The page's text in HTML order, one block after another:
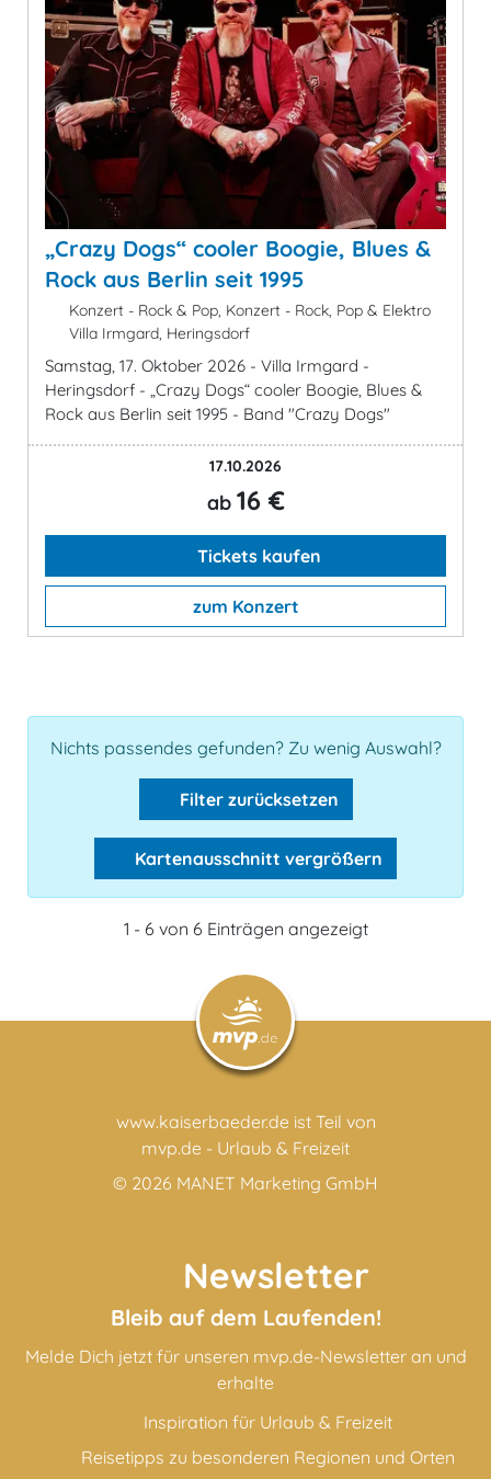
„Crazy Dogs“ cooler Boogie, Blues &
Rock aus Berlin seit 1995
Konzert - Rock & Pop, Konzert - Rock, Pop & Elektro
Villa Irmgard, Heringsdorf
Samstag, 17. Oktober 2026 - Villa Irmgard -
Heringsdorf - „Crazy Dogs“ cooler Boogie, Blues &
Rock aus Berlin seit 1995 - Band "Crazy Dogs"
17.10.2026
ab 16 €
Tickets kaufen
zum Konzert
Nichts passendes gefunden? Zu wenig Auswahl?
Filter zurücksetzen
Kartenausschnitt vergrößern
1 - 6 von 6 Einträgen angezeigt
www.kaiserbaeder.de ist Teil von
mvp.de - Urlaub & Freizeit
© 2026 MANET Marketing GmbH
Newsletter
Bleib auf dem Laufenden!
Melde Dich jetzt für unseren mvp.de-Newsletter an und
erhalte
Inspiration für Urlaub & Freizeit
Reisetipps zu besonderen Regionen und Orten